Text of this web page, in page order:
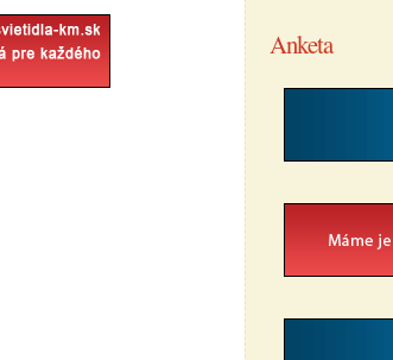
Anketa